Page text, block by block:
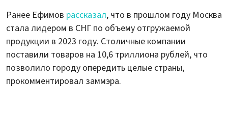
Ранее Ефимов рассказал, что в прошлом году Москва
стала лидером в СНГ по объему отгружаемой
продукции в 2023 году. Столичные компании
поставили товаров на 10,6 триллиона рублей, что
позволило городу опередить целые страны,
прокомментировал заммэра.